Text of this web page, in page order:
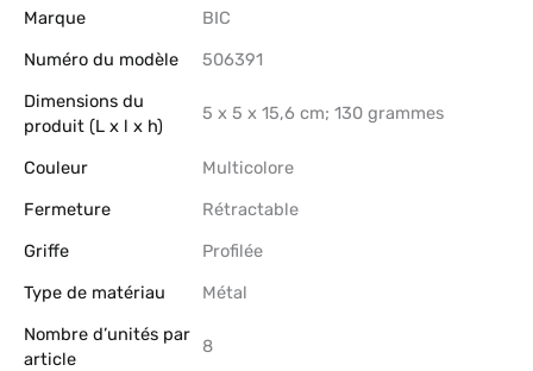
Marque
‎BIC
Numéro du modèle
‎506391
Dimensions du
produit (L x l x h)
‎5 x 5 x 15,6 cm; 130 grammes
Couleur
‎Multicolore
Fermeture
‎Rétractable
Griffe
‎Profilée
Type de matériau
‎Métal
Nombre d’unités par
article
‎8